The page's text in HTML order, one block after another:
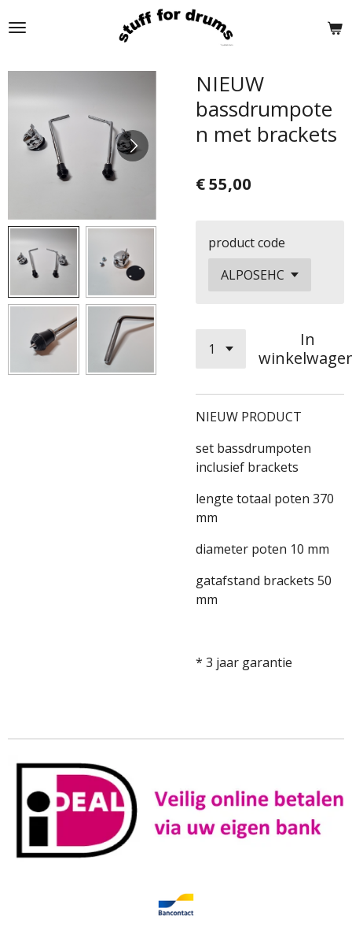
direct
de
NIEUW
bassdrumpote
n met brackets
€ 55,00
product code
In
NIEUW PRODUCT
set bassdrumpoten
inclusief brackets
lengte totaal poten 370
mm
diameter poten 10 mm
gatafstand brackets 50
mm
* 3 jaar garantie